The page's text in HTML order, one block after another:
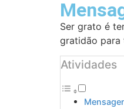
Ser grato é
gratidão para
Atividades